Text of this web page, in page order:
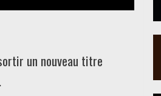
un nouveau titre